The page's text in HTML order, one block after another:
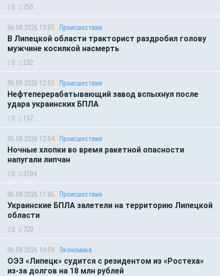
0 250
06.08.2026 13:05 Происшествия
В Липецкой области тракторист раздробил голову
мужчине косилкой насмерть
0 232
06.08.2026 12:55 Происшествия
Нефтеперерабатывающий завод вспыхнул после
удара украинских БПЛА
0 152
06.08.2026 12:04 Происшествия
Ночные хлопки во время ракетной опасности
напугали липчан
0 3104
06.08.2026 11:05 Происшествия
Украинские БПЛА залетели на территорию Липецкой
области
0 720
06.08.2026 10:09 Экономика
ОЭЗ «Липецк» судится с резидентом из «Ростеха»
из-за долгов на 18 млн рублей